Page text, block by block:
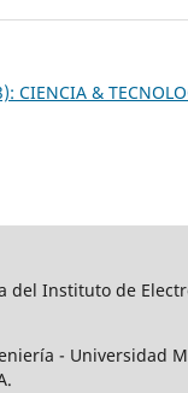
CIENCIA &
del Instituto de
- Universidad